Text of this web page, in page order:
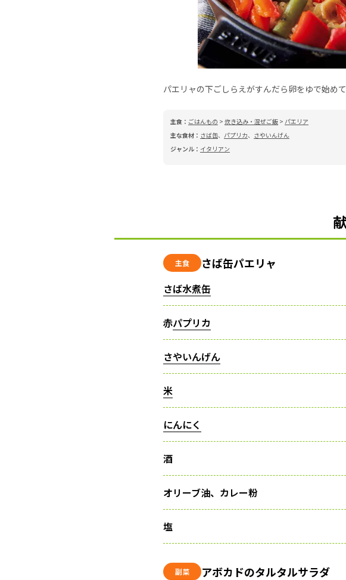
パエリャの下ごしらえがすんだら卵をゆで始め
主食： ごはんもの > 炊き込み・混ぜご飯 > パエリア
主な食材： さば缶、 パプリカ、 さやいんげん
ジャンル： イタリアン
主食 さば缶パエリャ
さば水煮缶
赤パプリカ
さやいんげん
米
にんにく
酒
オリーブ油、カレー粉
塩
副菜 アボカドのタルタルサラダ